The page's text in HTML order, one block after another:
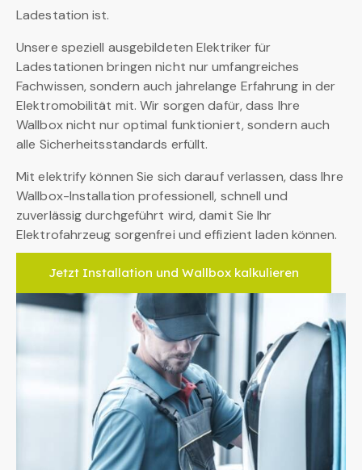
Ladestation ist.
Unsere speziell ausgebildeten Elektriker für
Ladestationen bringen nicht nur umfangreiches
Fachwissen, sondern auch jahrelange Erfahrung in der
Elektromobilität mit. Wir sorgen dafür, dass Ihre
Wallbox nicht nur optimal funktioniert, sondern auch
alle Sicherheitsstandards erfüllt.
Mit elektrify können Sie sich darauf verlassen, dass Ihre
Wallbox-Installation professionell, schnell und
zuverlässig durchgeführt wird, damit Sie Ihr
Elektrofahrzeug sorgenfrei und effizient laden können.
Jetzt Installation und Wallbox kalkulieren